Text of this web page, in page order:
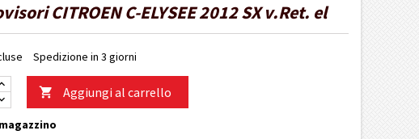
CITROEN C-ELYSEE 2012 SX v.Ret. el
Spedizione in 3 giorni
 Aggiungi al carrello